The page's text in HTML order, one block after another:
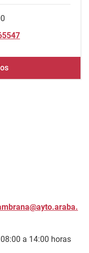
a 14:00 horas